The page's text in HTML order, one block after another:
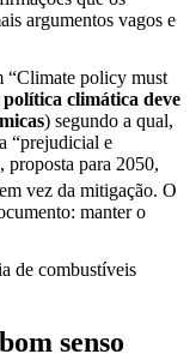
argumentos vagos e
“Climate policy must
política climática deve
) segundo a qual,
“prejudicial e
, proposta para 2050,
vez da mitigação. O
manter o
de combustíveis
senso